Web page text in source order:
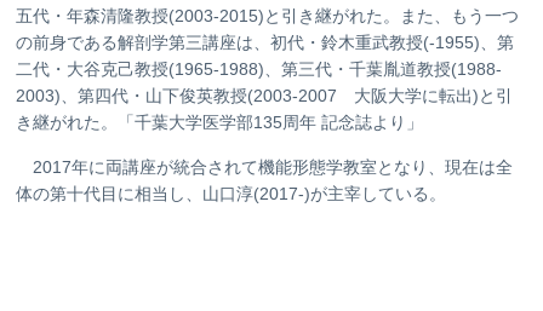
五代・年森清隆教授(2003-2015)と引き継がれた。また、もう一つ
の前身である解剖学第三講座は、初代・鈴木重武教授(-1955)、第
二代・大谷克己教授(1965-1988)、第三代・千葉胤道教授(1988-
2003)、第四代・山下俊英教授(2003-2007 大阪大学に転出)と引
き継がれた。「千葉大学医学部135周年 記念誌より」
2017年に両講座が統合されて機能形態学教室となり、現在は全
体の第十代目に相当し、山口淳(2017-)が主宰している。